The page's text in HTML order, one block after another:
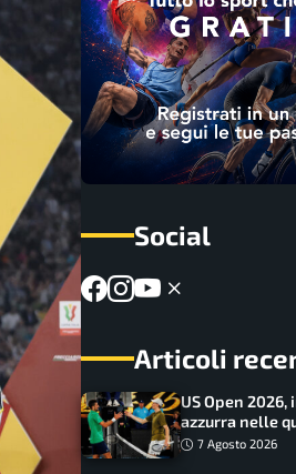
Social
Articoli
US Open 2026,
azzurra nelle
17 italiani a
7 Agosto 2026